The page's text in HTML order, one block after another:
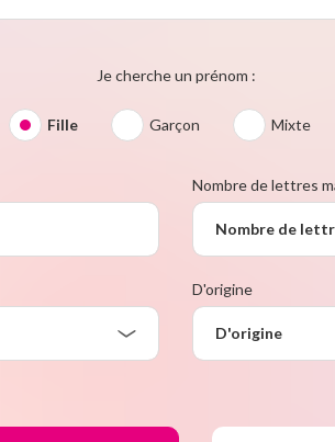
Je cherche un prénom :
Fille Garçon Mixte
Nombre de lettres
Nombre de
D'origine
D'origine